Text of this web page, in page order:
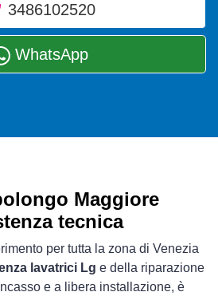
3486102520
WhatsApp
Maggiore
tecnica
per tutta la zona di Venezia
lavatrici Lg e della riparazione
e a libera installazione, è